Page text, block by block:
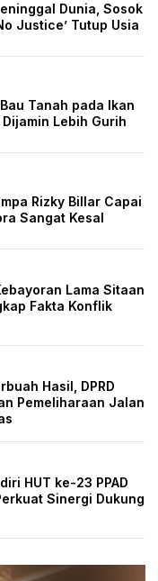
Dunia, Sosok
Justice’ Tutup Usia
Tanah pada Ikan
Lebih Gurih
Rizky Billar Capai
Sangat Kesal
Lama Sitaan
Fakta Konflik
Hasil, DPRD
Pemeliharaan Jalan
HUT ke-23 PPAD
Sinergi Dukung